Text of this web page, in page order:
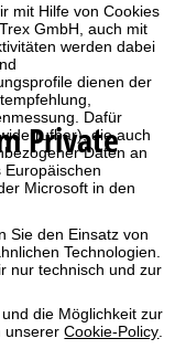
mit Hilfe von Cookies
GmbH, auch mit
werden dabei
dienen der
Dafür
die auch
Daten an
Microsoft in den
Sie den Einsatz von
Technologien.
nur technisch und zur
die Möglichkeit zur
unsererCookie-Policy
Private